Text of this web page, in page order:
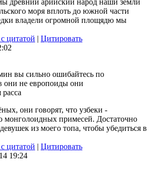
моря вплоть до южной части
владели огромной площядю мы
цитатой | Цитировать
вы сильно ошибайтесь по
они не европоиды они
они говорят, что узбеки -
монголоидных примесей. Достаточно
из моего топа, чтобы убедиться в
цитатой | Цитировать
19:24